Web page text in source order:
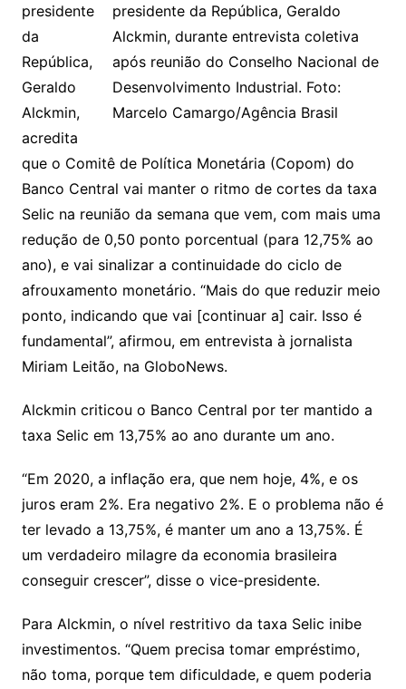
presidente
da
República,
Geraldo
Alckmin,
acredita
que o Comitê de Política Monetária (Copom) do
Banco Central vai manter o ritmo de cortes da taxa
Selic na reunião da semana que vem, com mais uma
redução de 0,50 ponto porcentual (para 12,75% ao
ano), e vai sinalizar a continuidade do ciclo de
afrouxamento monetário. “Mais do que reduzir meio
ponto, indicando que vai [continuar a] cair. Isso é
fundamental”, afirmou, em entrevista à jornalista
Miriam Leitão, na GloboNews.
Alckmin criticou o Banco Central por ter mantido a
taxa Selic em 13,75% ao ano durante um ano.
“Em 2020, a inflação era, que nem hoje, 4%, e os
juros eram 2%. Era negativo 2%. E o problema não é
ter levado a 13,75%, é manter um ano a 13,75%. É
um verdadeiro milagre da economia brasileira
conseguir crescer”, disse o vice-presidente.
Para Alckmin, o nível restritivo da taxa Selic inibe
investimentos. “Quem precisa tomar empréstimo,
não toma, porque tem dificuldade, e quem poderia